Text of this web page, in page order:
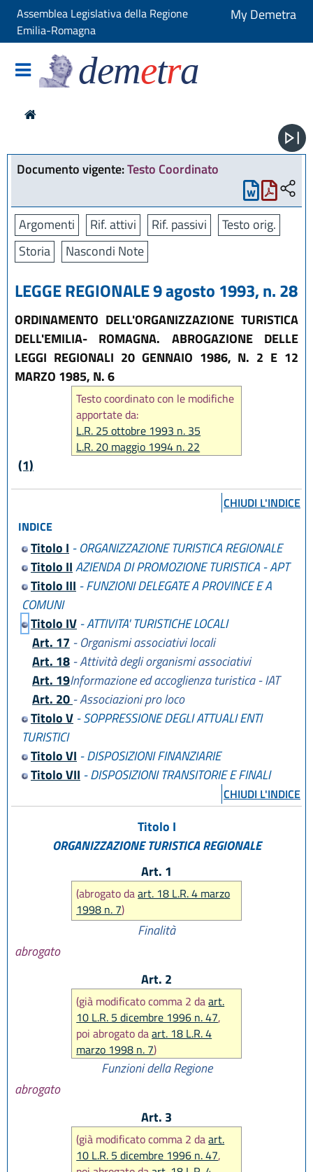
Assemblea Legislativa della Regione
Emilia-Romagna
My Demetra
demetra
Documento vigente:Testo Coordinato
Argomenti Rif. attivi Rif. passivi
Testo orig.
Storia
Nascondi Note
LEGGE REGIONALE 9 agosto 1993, n. 28
ORDINAMENTO DELL'ORGANIZZAZIONE TURISTICA
DELL'EMILIA- ROMAGNA. ABROGAZIONE DELLE
LEGGI REGIONALI 20 GENNAIO 1986, N. 2 E 12
MARZO 1985, N. 6
Testo coordinato con le modifiche
apportate da:
L.R. 25 ottobre 1993 n. 35
L.R. 20 maggio 1994 n. 22
L.R. 27 giugno 1997 n. 19
(1)
CHIUDI L'INDICE
INDICE
Titolo I - ORGANIZZAZIONE TURISTICA REGIONALE
Titolo IIAZIENDA DI PROMOZIONE TURISTICA - APT
Titolo III - FUNZIONI DELEGATE A PROVINCE E A
COMUNI
Titolo IV- ATTIVITA' TURISTICHE LOCALI
Art. 17 - Organismi associativi locali
Art. 18 - Attività degli organismi associativi
Art. 19Informazione ed accoglienza turistica - IAT
Art. 20 - Associazioni pro loco
Titolo V- SOPPRESSIONE DEGLI ATTUALI ENTI
TURISTICI
Titolo VI - DISPOSIZIONI FINANZIARIE
Titolo VII - DISPOSIZIONI TRANSITORIE E FINALI
CHIUDI L'INDICE
Titolo I
ORGANIZZAZIONE TURISTICA REGIONALE
Art. 1
(abrogato daart. 18 L.R. 4 marzo
1998 n. 7)
Finalità
abrogato
Art. 2
(già modificato comma 2 daart.
10 L.R. 5 dicembre 1996 n. 47,
poi abrogato daart. 18 L.R. 4
marzo 1998 n. 7)
Funzioni della Regione
abrogato
Art. 3
(già modificato comma 2 daart.
10 L.R. 5 dicembre 1996 n. 47,